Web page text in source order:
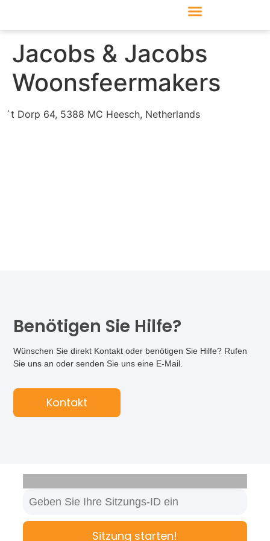
Jacobs & Jacobs
Woonsfeermakers
`t Dorp 64, 5388 MC Heesch, Netherlands
Benötigen Sie Hilfe?
Wünschen Sie direkt Kontakt oder benötigen Sie Hilfe? Rufen
Sie uns an oder senden Sie uns eine E-Mail.
Kontakt
Sitzung starten!